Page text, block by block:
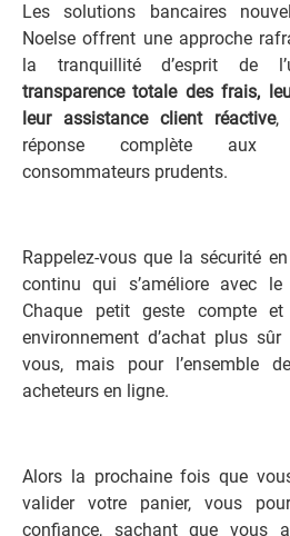
Les solutions bancaires
Noelse offrent une approche
la tranquillité d’esprit de
transparence totale des frais,
leur assistance client réactive,
réponse complète aux
consommateurs prudents.
Rappelez-vous que la sécurité
continu qui s’améliore avec le
Chaque petit geste compte
environnement d’achat plus
vous, mais pour l’ensemble
acheteurs en ligne.
Alors la prochaine fois que
valider votre panier, vous
confiance, sachant que vous